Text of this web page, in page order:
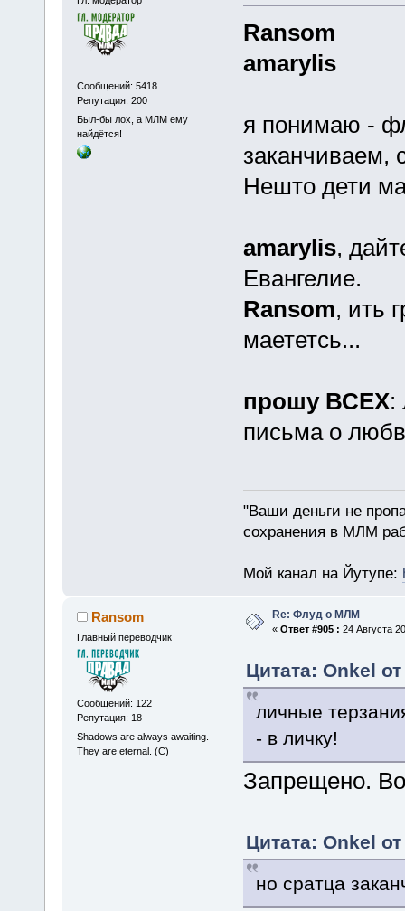
Сообщений: 5418
Репутация: 200
Был-бы лох, а МЛМ ему
найдётся!
Ransom
amarylis
я понимаю -
заканчиваем,
Нешто дети
amarylis,
Евангелие.
Ransom, ить
маететсь...
прошу ВСЕХ:
письма о
"Ваши деньги не
сохранения в МЛМ
Мой канал на Йутупе:
Ransom
Главный переводчик
Сообщений: 122
Репутация: 18
Shadows are always awaiting.
They are eternal. (C)
Re: Флуд о МЛМ
« Ответ #905 : 24 Августа
Цитата: Onkel
личные
- в личку!
Запрещено.
Цитата: Onkel
но сратца